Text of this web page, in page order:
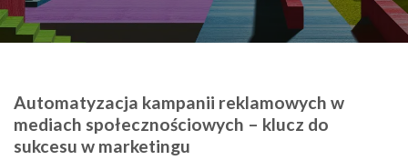
Automatyzacja kampanii reklamowych w
mediach społecznościowych – klucz do
sukcesu w marketingu